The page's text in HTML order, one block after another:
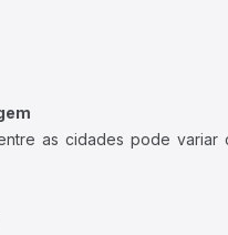
as cidades pode